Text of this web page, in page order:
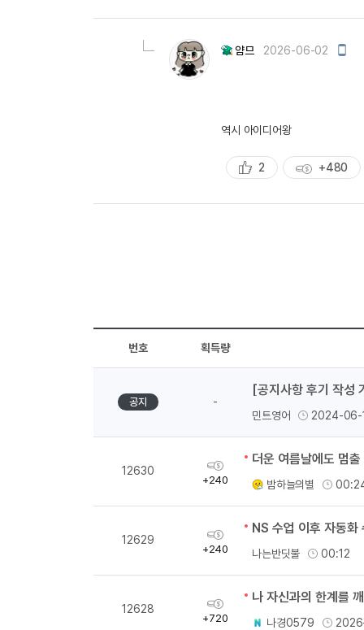
천
득
얌므 2026-06-02
모
역시 아이디어왕
추
2
획
+480
번호 획득량
공지 -
[공지사항 후기 작성
민트영어 2024-06-
12630
획
득
+240
더운 여름날에도 멈
밤하늘의별
12629
획
득
+240 나는반딧불 00:12
12628
획
득
+720
나 자신과의 한계를
나경0579